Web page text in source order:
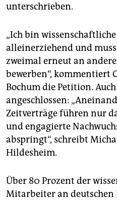
unterschrieben.
„Ich bin
alleinerziehend und
zweimal erneut an
bewerben“, kommentiert
Bochum die Petition.
angeschlossen:
Zeitverträge führen nur
und engagierte
abspringt“, schreibt
Hildesheim.
Über 80 Prozent der
Mitarbeiter an deutschen